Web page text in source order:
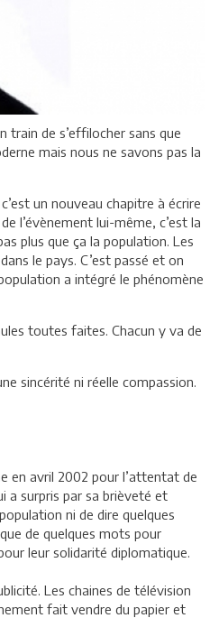
de s’effilocher sans que
mais nous ne savons pas la
un nouveau chapitre à écrire
l’évènement lui-même, c’est la
plus que ça la population. Les
le pays. C’est passé et on
a intégré le phénomène
toutes faites. Chacun y va de
sincérité ni réelle compassion.
en avril 2002 pour l’attentat de
a surpris par sa brièveté et
ni de dire quelques
de quelques mots pour
leur solidarité diplomatique.
Les chaines de télévision
fait vendre du papier et